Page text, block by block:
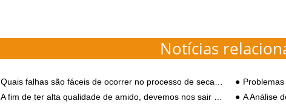
Notícias
Quais falhas são fáceis de ocorrer no processo de secagem do processamento de amido de batata-doce? Como resolver?
A fim de ter alta qualidade de amido, devemos nos sair bem no desander e desassoreamento
A Análise de